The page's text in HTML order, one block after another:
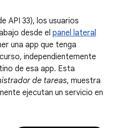
API 33), los usuarios
desde el panel lateral
una app que tenga
independientemente
de esa app. Esta
de tareas, muestra
ejecutan un servicio en